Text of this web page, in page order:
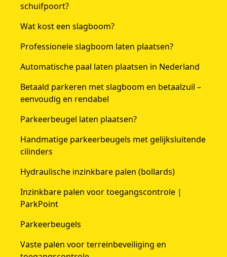
schuifpoort?
Wat kost een slagboom?
Professionele slagboom laten plaatsen?
Automatische paal laten plaatsen in Nederland
Betaald parkeren met slagboom en betaalzuil –
eenvoudig en rendabel
Parkeerbeugel laten plaatsen?
Handmatige parkeerbeugels met gelijksluitende
cilinders
Hydraulische inzinkbare palen (bollards)
Inzinkbare palen voor toegangscontrole |
ParkPoint
Parkeerbeugels
Vaste palen voor terreinbeveiliging en